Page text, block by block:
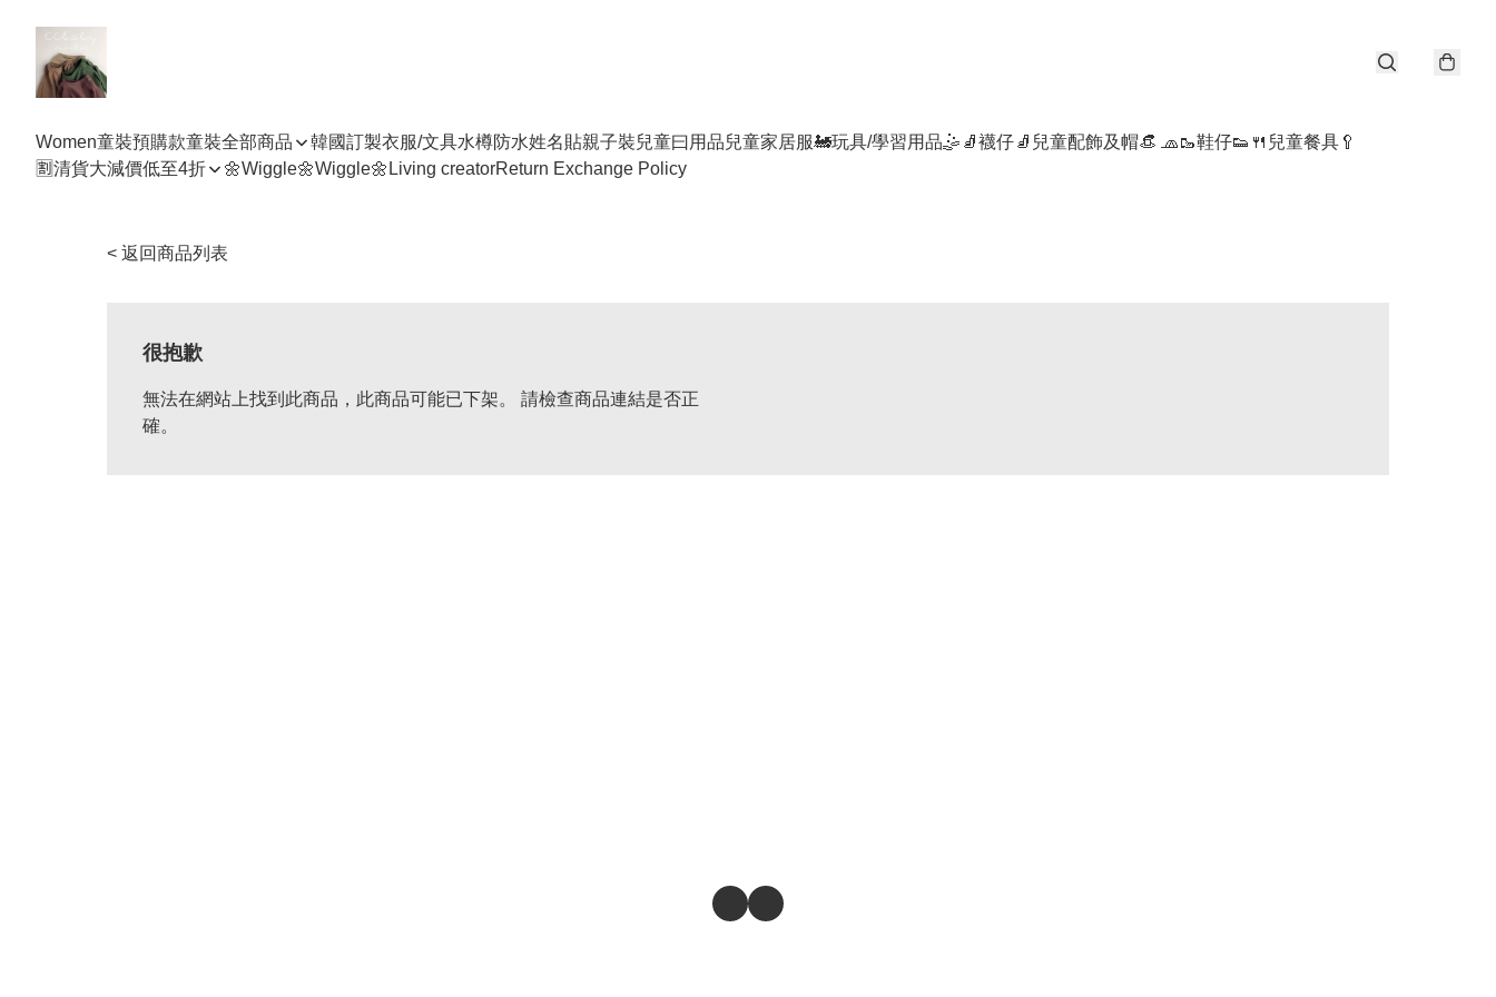
Women童裝預購款童裝全部商品 韓國訂製衣服/文具水樽防水姓名貼親子裝兒童曰用品兒童家居服🚂玩具/學習用品🤹 🧦襪仔🧦 兒童配飾及帽👒 🧢🥾鞋仔👟 🍴兒童餐具🥄
🈹清貨大減價低至4折
🌼Wiggle🌼Wiggle🌼 Living creatorReturn Exchange Policy
< 返回商品列表
很抱歉
無法在網站上找到此商品，此商品可能已下架。 請檢查商品連結是否正
確。